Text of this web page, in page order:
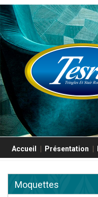
Accueil Présentation
Moquettes